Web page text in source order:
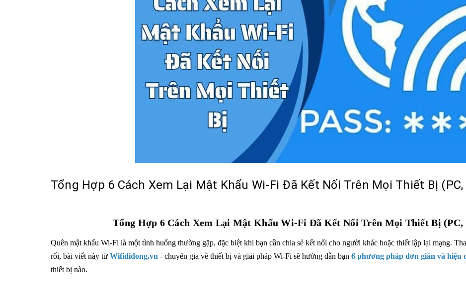
Tổng Hợp 6 Cách Xem Lại Mật Khẩu Wi-Fi Đã Kết Nối Trên Mọi Thiết Bị
Tổng Hợp 6 Cách Xem Lại Mật Khẩu Wi-Fi Đã Kết Nối Trên Mọi Thiết Bị
Quên mật khẩu Wi-Fi là một tình huống thường gặp, đặc biệt khi bạn cần chia sẻ kết nối cho người khác hoặc thiết lập lại mạng.
rối, bài viết này từ Wifididong.vn - chuyên gia về thiết bị và giải pháp Wi-Fi sẽ hướng dẫn bạn 6 phương pháp đơn giản và hiệu
thiết bị nào.